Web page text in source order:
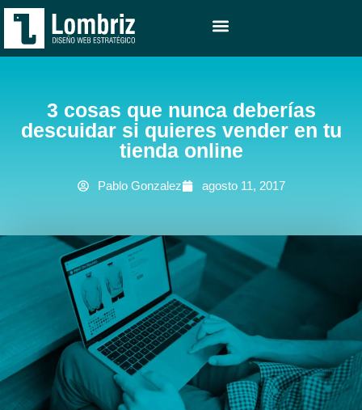
3 cosas que nunca deberías
descuidar si quieres vender en tu
tienda online
Pablo Gonzalez agosto 11, 2017